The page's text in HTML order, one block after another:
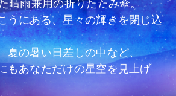
晴雨兼用の折りたたみ傘。
うにある、星々の輝きを閉じ込
夏の暑い日差しの中など、
もあなただけの星空を見上げ